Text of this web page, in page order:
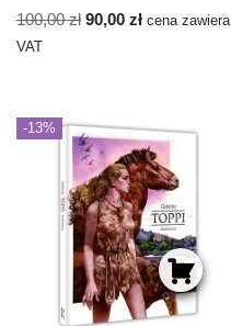
100,00zł 90,00 zł cena zawiera
VAT
-13%